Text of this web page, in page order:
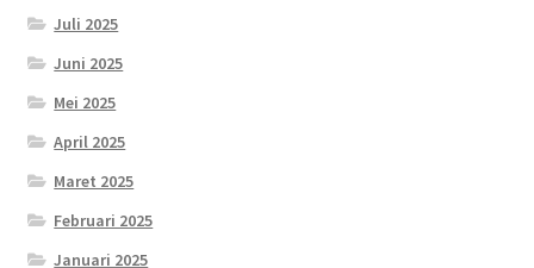
Juli 2025
Juni 2025
Mei 2025
April 2025
Maret 2025
Februari 2025
Januari 2025